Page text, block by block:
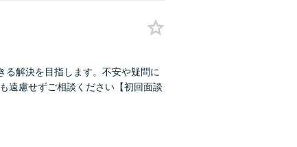
る解決を目指します。不安や疑問に
遠慮せずご相談ください【初回面談